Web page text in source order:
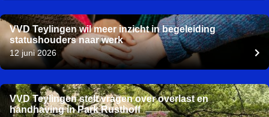
VVD Teylingen wil meer inzicht in begeleiding
statushouders naar werk
12 juni 2026
VVD Teylingen stelt vragen over overlast en
handhaving in Park Rusthoff